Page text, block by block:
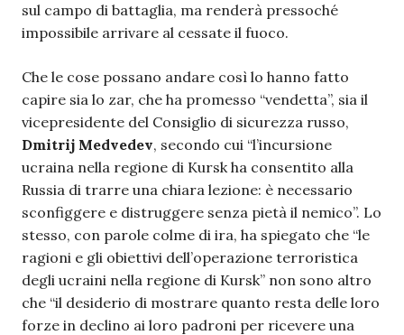
sul campo di battaglia, ma renderà pressoché
impossibile arrivare al cessate il fuoco.
Che le cose possano andare così lo hanno fatto
capire sia lo zar, che ha promesso “vendetta”, sia il
vicepresidente del Consiglio di sicurezza russo,
Dmitrij Medvedev, secondo cui “l’incursione
ucraina nella regione di Kursk ha consentito alla
Russia di trarre una chiara lezione: è necessario
sconfiggere e distruggere senza pietà il nemico”. Lo
stesso, con parole colme di ira, ha spiegato che “le
ragioni e gli obiettivi dell’operazione terroristica
degli ucraini nella regione di Kursk” non sono altro
che “il desiderio di mostrare quanto resta delle loro
forze in declino ai loro padroni per ricevere una